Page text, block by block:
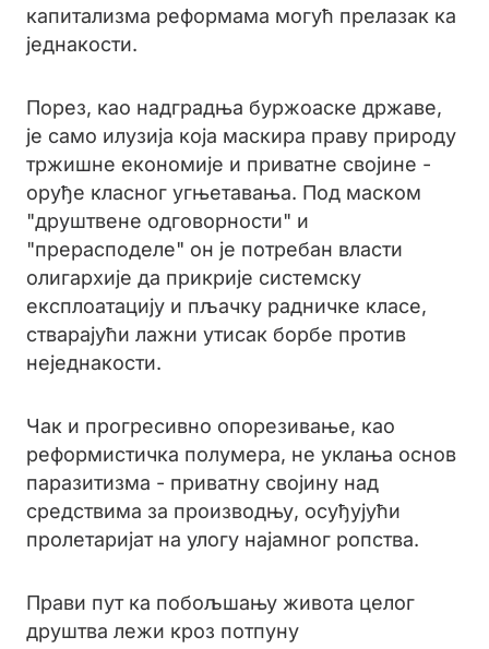
капитализма реформама могућ прелазак ка
једнакости.
Порез, као надградња буржоаске државе,
је само илузија која маскира праву природу
тржишне економије и приватне својине -
оруђе класног угњетавања. Под маском
"друштвене одговорности" и
"прерасподеле" он је потребан власти
олигархије да прикрије системску
експлоатацију и пљачку радничке класе,
стварајући лажни утисак борбе против
неједнакости.
Чак и прогресивно опорезивање, као
реформистичка полумера, не уклања основ
паразитизма - приватну својину над
средствима за производњу, осуђујући
пролетаријат на улогу најамног ропства.
Прави пут ка побољшању живота целог
друштва лежи кроз потпуну